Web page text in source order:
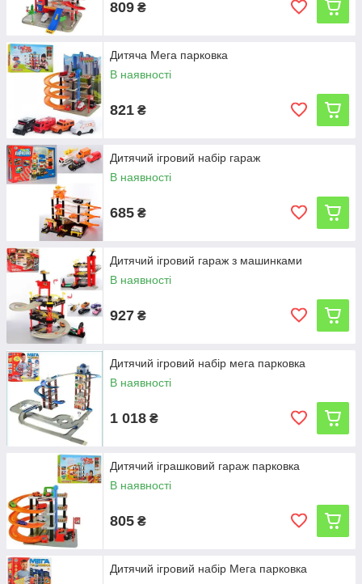
809 ₴
Дитяча Мега парковка
В наявності
821 ₴
Дитячий ігровий набір гараж
В наявності
685 ₴
Дитячий ігровий гараж з машинками
В наявності
927 ₴
Дитячий ігровий набір мега парковка
В наявності
1 018 ₴
Дитячий іграшковий гараж парковка
В наявності
805 ₴
Дитячий ігровий набір Мега парковка